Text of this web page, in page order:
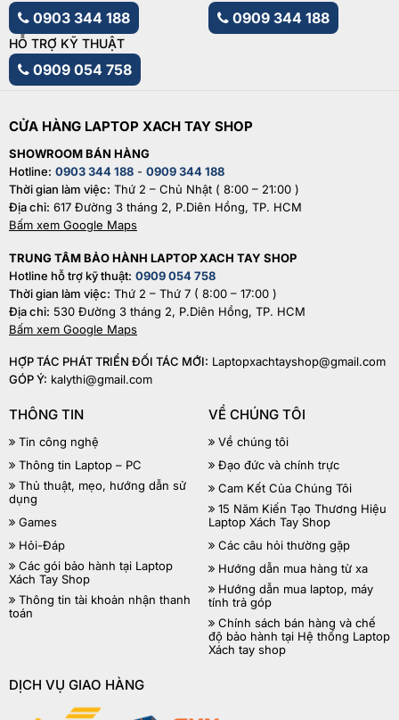
0903 344 188 0909 344 188
HỖ TRỢ KỸ THUẬT
0909 054 758
CỬA HÀNG LAPTOP XACH TAY SHOP
SHOWROOM BÁN HÀNG
Hotline: 0903 344 188 - 0909 344 188
Thời gian làm việc: Thứ 2 – Chủ Nhật ( 8:00 – 21:00 )
Địa chỉ: 617 Đường 3 tháng 2, P.Diên Hồng, TP. HCM
Bấm xem Google Maps
TRUNG TÂM BẢO HÀNH LAPTOP XACH TAY SHOP
Hotline hỗ trợ kỹ thuật: 0909 054 758
Thời gian làm việc: Thứ 2 – Thứ 7 ( 8:00 – 17:00 )
Địa chỉ: 530 Đường 3 tháng 2, P.Diên Hồng, TP. HCM
Bấm xem Google Maps
HỢP TÁC PHÁT TRIỂN ĐỐI TÁC MỚI: Laptopxachtayshop@gmail.com
GÓP Ý: kalythi@gmail.com
THÔNG TIN
Tin công nghệ
Thông tin Laptop – PC
Thủ thuật, mẹo, hướng dẫn sử
dụng
Games
Hỏi-Đáp
Các gói bảo hành tại Laptop
Xách Tay Shop
Thông tin tài khoản nhận thanh
toán
VỀ CHÚNG TÔI
Về chúng tôi
Đạo đức và chính trực
Cam Kết Của Chúng Tôi
15 Năm Kiến Tạo Thương Hiệu
Laptop Xách Tay Shop
Các câu hỏi thường gặp
Hướng dẫn mua hàng từ xa
Hướng dẫn mua laptop, máy
tính trả góp
Chính sách bán hàng và chế
độ bảo hành tại Hệ thống Laptop
Xách tay shop
DỊCH VỤ GIAO HÀNG